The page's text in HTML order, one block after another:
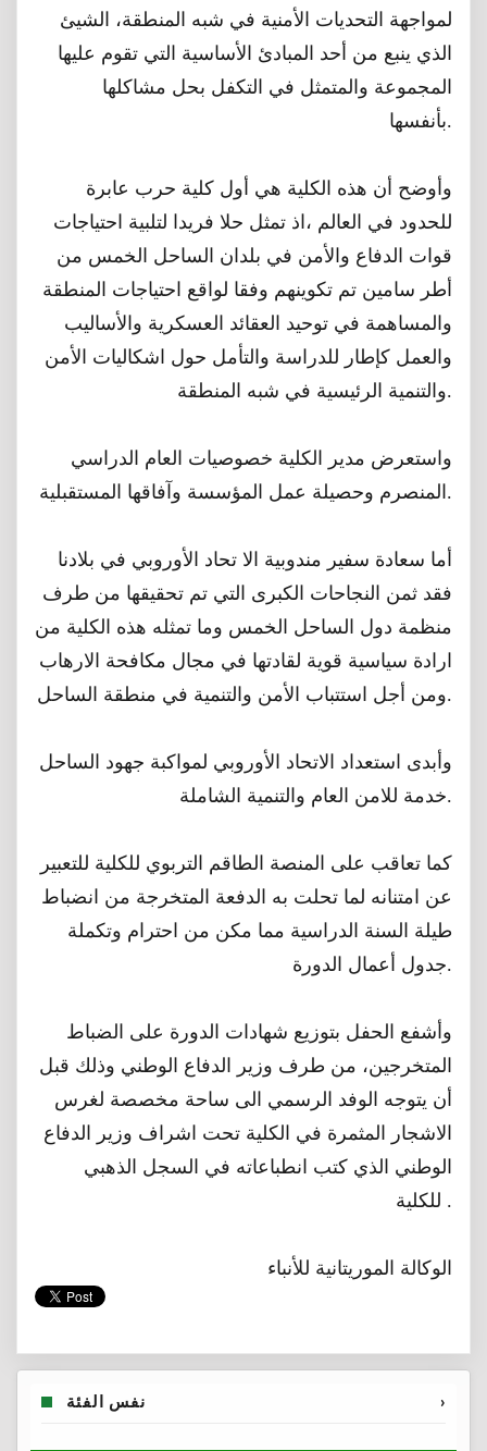
لمواجهة التحديات الأمنية في شبه المنطقة، الشيئ
الذي ينبع من أحد المبادئ الأساسية التي تقوم عليها
المجموعة والمتمثل في التكفل بحل مشاكلها
بأنفسها.
وأوضح أن هذه الكلية هي أول كلية حرب عابرة
للحدود في العالم ،اذ تمثل حلا فريدا لتلبية احتياجات
قوات الدفاع والأمن في بلدان الساحل الخمس من
أطر سامين تم تكوينهم وفقا لواقع احتياجات المنطقة
والمساهمة في توحيد العقائد العسكرية والأساليب
والعمل كإطار للدراسة والتأمل حول اشكاليات الأمن
والتنمية الرئيسية في شبه المنطقة.
واستعرض مدير الكلية خصوصيات العام الدراسي
المنصرم وحصيلة عمل المؤسسة وآفاقها المستقبلية.
أما سعادة سفير مندوبية الا تحاد الأوروبي في بلادنا
فقد ثمن النجاحات الكبرى التي تم تحقيقها من طرف
منظمة دول الساحل الخمس وما تمثله هذه الكلية من
ارادة سياسية قوية لقادتها في مجال مكافحة الارهاب
ومن أجل استتباب الأمن والتنمية في منطقة الساحل.
وأبدى استعداد الاتحاد الأوروبي لمواكبة جهود الساحل
خدمة للامن العام والتنمية الشاملة.
كما تعاقب على المنصة الطاقم التربوي للكلية للتعبير
عن امتنانه لما تحلت به الدفعة المتخرجة من انضباط
طيلة السنة الدراسية مما مكن من احترام وتكملة
جدول أعمال الدورة.
وأشفع الحفل بتوزيع شهادات الدورة على الضباط
المتخرجين، من طرف وزير الدفاع الوطني وذلك قبل
أن يتوجه الوفد الرسمي الى ساحة مخصصة لغرس
الاشجار المثمرة في الكلية تحت اشراف وزير الدفاع
الوطني الذي كتب انطباعاته في السجل الذهبي
للكلية .
الوكالة الموريتانية للأنباء
نفس الفئة ›